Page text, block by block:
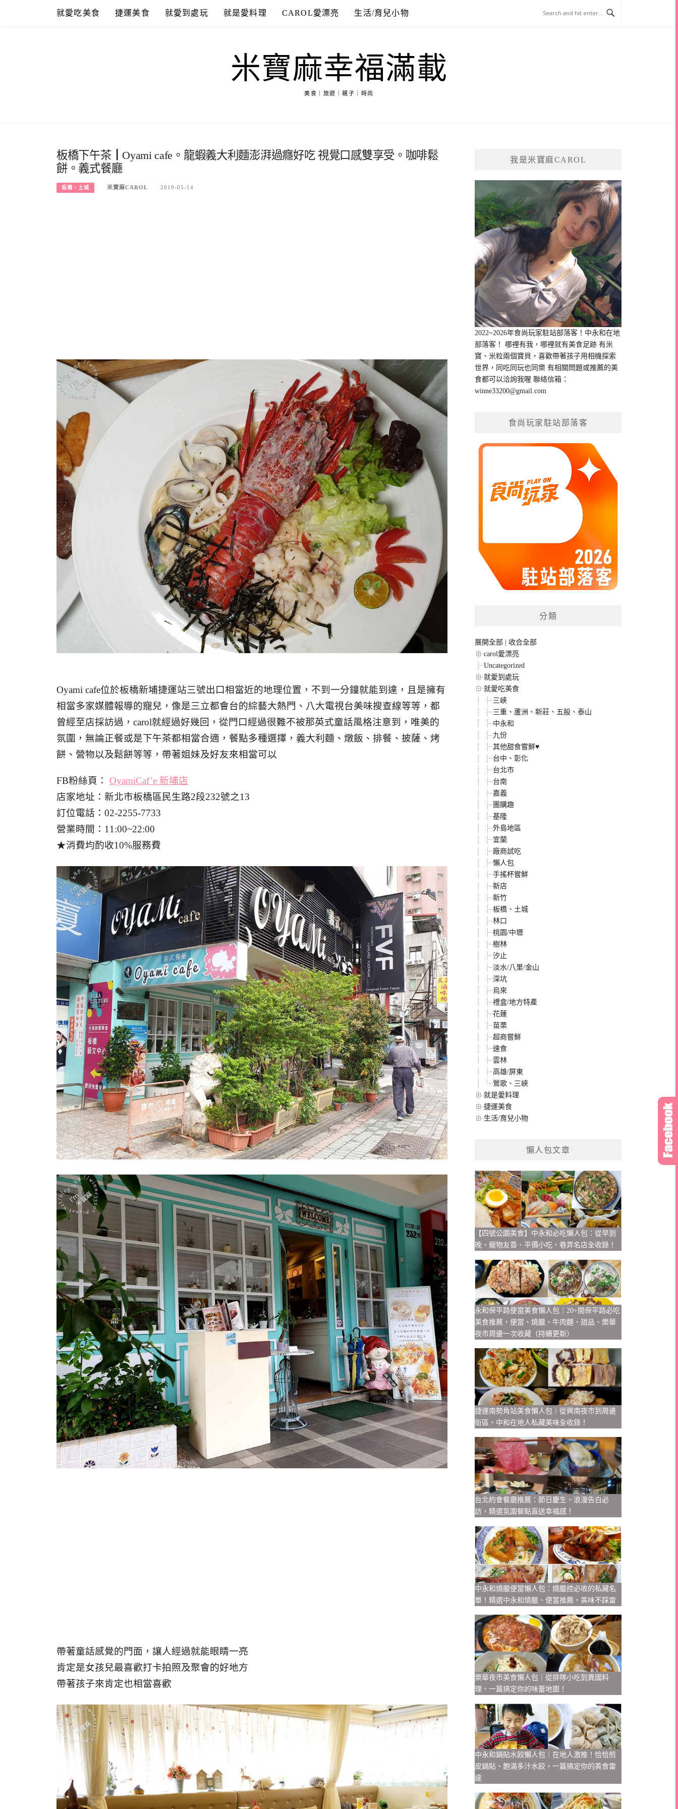
就愛吃美食 捷運美食 就愛到處玩 就是愛料理 CAROL愛漂亮 生活/育兒小物
米寶麻幸福滿載
美食｜旅遊｜親子｜時尚
板橋下午茶┃Oyami cafe。龍蝦義大利麵澎湃過癮好吃 視覺口感雙享受。咖啡鬆
餅。義式餐廳
板橋、土城 米寶麻CAROL 2019-05-14
Oyami cafe位於板橋新埔捷運站三號出口相當近的地理位置，不到一分鐘就能到達，且是擁有
相當多家媒體報導的寵兒，像是三立都會台的綜藝大熱門、八大電視台美味搜查線等等，都
曾經至店採訪過，carol就經過好幾回，從門口經過很難不被那英式童話風格注意到，唯美的
氛圍，無論正餐或是下午茶都相當合適，餐點多種選擇，義大利麵、燉飯、排餐、披薩、烤
餅、營物以及鬆餅等等，帶著姐妹及好友來相當可以
FB粉絲頁： OyamiCaf’e 新埔店
店家地址：新北市板橋區民生路2段232號之13
訂位電話：02-2255-7733
營業時間：11:00~22:00
★消費均酌收10%服務費
帶著童話感覺的門面，讓人經過就能眼睛一亮
肯定是女孩兒最喜歡打卡拍照及聚會的好地方
帶著孩子來肯定也相當喜歡
我是米寶麻CAROL
2022~2026年食尚玩家駐站部落客！中永和在地
部落客！ 哪裡有我，哪裡就有美食足跡 有米
寶、米粒兩個寶貝，喜歡帶著孩子用相機探索
世界，同吃同玩也同樂 有相關問題或推薦的美
食都可以洽詢我喔 聯絡信箱：
winne33200@gmail.com
食尚玩家駐站部落客
分類
展開全部 | 收合全部
carol愛漂亮
Uncategorized
就愛到處玩
就愛吃美食
三峽
三重、蘆洲、新莊、五股、泰山
中永和
九份
其他甜食嘗鮮♥
台中、彰化
台北市
台南
嘉義
團購趣
基隆
外島地區
宜蘭
廠商試吃
懶人包
手搖杯嘗鮮
新店
新竹
板橋、土城
林口
桃園/中壢
樹林
汐止
淡水/八里/金山
深坑
烏來
禮盒/地方特產
花蓮
苗栗
超商嘗鮮
速食
雲林
高雄/屏東
鶯歌、三峽
就是愛料理
捷運美食
生活/育兒小物
懶人包文章
【四號公園美食】中永和必吃懶人包：從早到
晚，寵物友善、平價小吃、巷弄名店全收錄！
永和保平路便當美食懶人包｜20+間保平路必吃
美食推薦，便當、燒臘、牛肉麵、甜品、樂華
夜市周邊一次收藏（持續更新）
捷運南勢角站美食懶人包｜從興南夜市到周邊
街區，中和在地人私藏美味全收錄！
台北約會餐廳推薦：節日慶生、浪漫告白必
訪，精選氛圍餐點直送幸福感！
中永和燒臘便當懶人包：燒臘控必收的私藏名
單！精選中永和燒臘、便當推薦，美味不踩雷
樂華夜市美食懶人包｜從排隊小吃到異國料
理，一篇搞定你的味蕾地圖！
中永和鍋貼水餃懶人包｜在地人激推！恰恰煎
皮鍋貼、飽滿多汁水餃，一篇搞定你的美食雷
達